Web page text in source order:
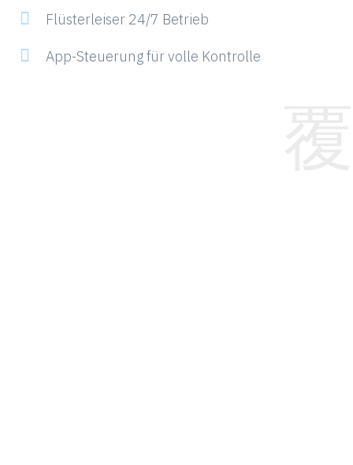
Flüsterleiser 24/7 Betrieb
App-Steuerung für volle Kontrolle